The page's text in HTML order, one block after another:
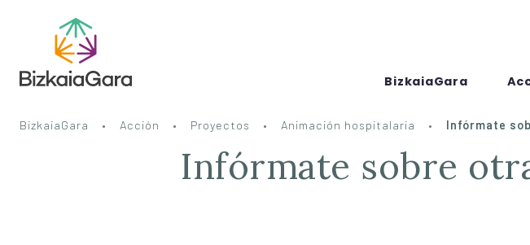
BizkaiaGara
BizkaiaGara Acción Proyectos Animación hospitalaria Infórmate
Infórmate sobre